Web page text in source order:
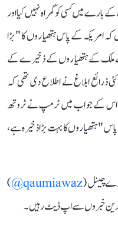
میں کسی کو گمراہ نہیں کیا اور
امریکہ کے پاس ہتھیاروں کا "بڑا
ملک کے ہتھیاروں کے ذخیرے کے
ذرائع ابلاغ نے اطلاع دی تھی کہ
اس کے جواب میں ٹرمپ نے ٹروتھ
"ہتھیاروں کا بہت بڑا ذخیرہ ہے،
چینل (qaumiawaz@
)
ترین خبروں سے اپ ڈیٹ رہیں۔